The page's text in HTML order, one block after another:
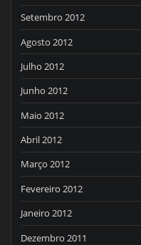
Setembro 2012
Agosto 2012
Julho 2012
Junho 2012
Maio 2012
Abril 2012
Março 2012
Fevereiro 2012
Janeiro 2012
Dezembro 2011